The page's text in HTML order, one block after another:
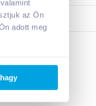
az Ön
adott meg